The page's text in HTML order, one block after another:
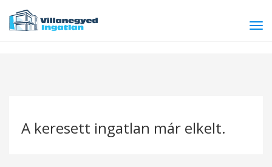
A keresett ingatlan már elkelt.